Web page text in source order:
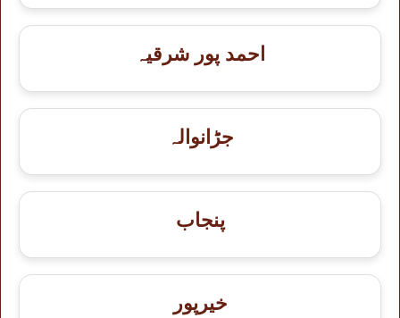
احمد پور شرقیہ
جڑانوالہ
پنجاب
خيرپور